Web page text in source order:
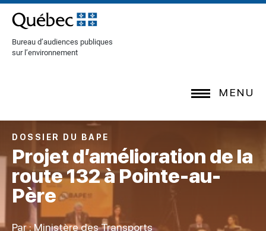
[Common.SkipToContent]
Bureau d’audiences publiques
sur l’environnement
MENU
DOSSIER DU BAPE
Projet d’amélioration de la
route 132 à Pointe-au-
Père
Par : Ministère des Transports